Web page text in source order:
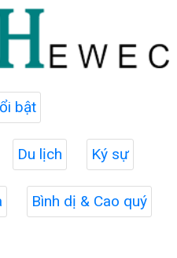
bật
Du lịch Ký sự
Bình dị & Cao quý